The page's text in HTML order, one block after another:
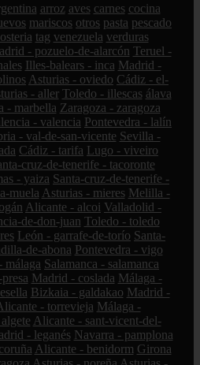
arroz aves carnes cocina
mariscos otros pasta pescado
tag venezuela verduras
- pozuelo-de-alarcón Teruel -
Illes-balears - inca Madrid -
Asturias - oviedo Cádiz - el-
- aller Toledo - illescas álava
- marbella Zaragoza - zaragoza
- valencia Pontevedra - lalín
- val-de-san-vicente Sevilla -
Cádiz - tarifa Lugo - viveiro
cruz-de-tenerife - tacoronte
- yaiza Santa-cruz-de-tenerife -
muela Asturias - mieres Melilla -
Alicante - alcoi Valladolid -
de-don-juan Toledo - toledo
León - garrafe-de-torío Santa-
de-abona Pontevedra - vigo
málaga Salamanca - salamanca
Madrid - coslada Málaga -
Bizkaia - galdakao Madrid -
- torrevieja Málaga -
Alicante - sant-vicent-del-
- leganés Navarra - pamplona
Alicante - benidorm Girona